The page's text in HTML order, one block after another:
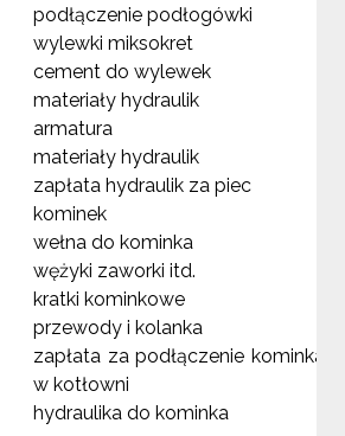
podłączenie podłogówki
wylewki miksokret
cement do wylewek
materiały hydraulik
armatura
materiały hydraulik
zapłata hydraulik za piec
kominek
wełna do kominka
wężyki zaworki itd.
kratki kominkowe
przewody i kolanka
zapłata za podłączenie kominka
w kotłowni
hydraulika do kominka